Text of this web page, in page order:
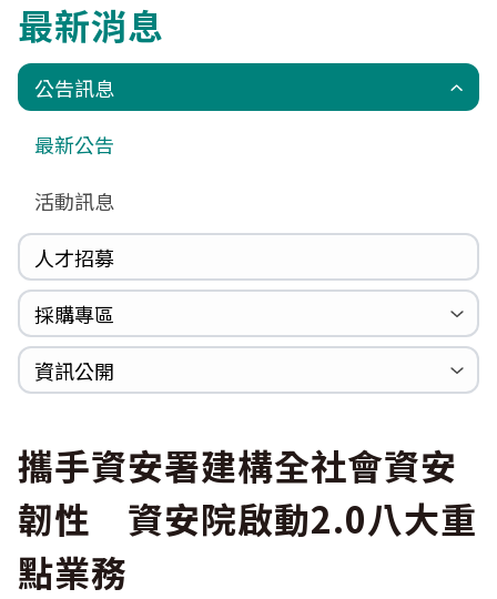
最新消息
公告訊息
最新公告
活動訊息
人才招募
採購專區
公開招標
採購公告
資訊公開
攜手資安署建構全社會資安
韌性 資安院啟動2.0八大重
點業務